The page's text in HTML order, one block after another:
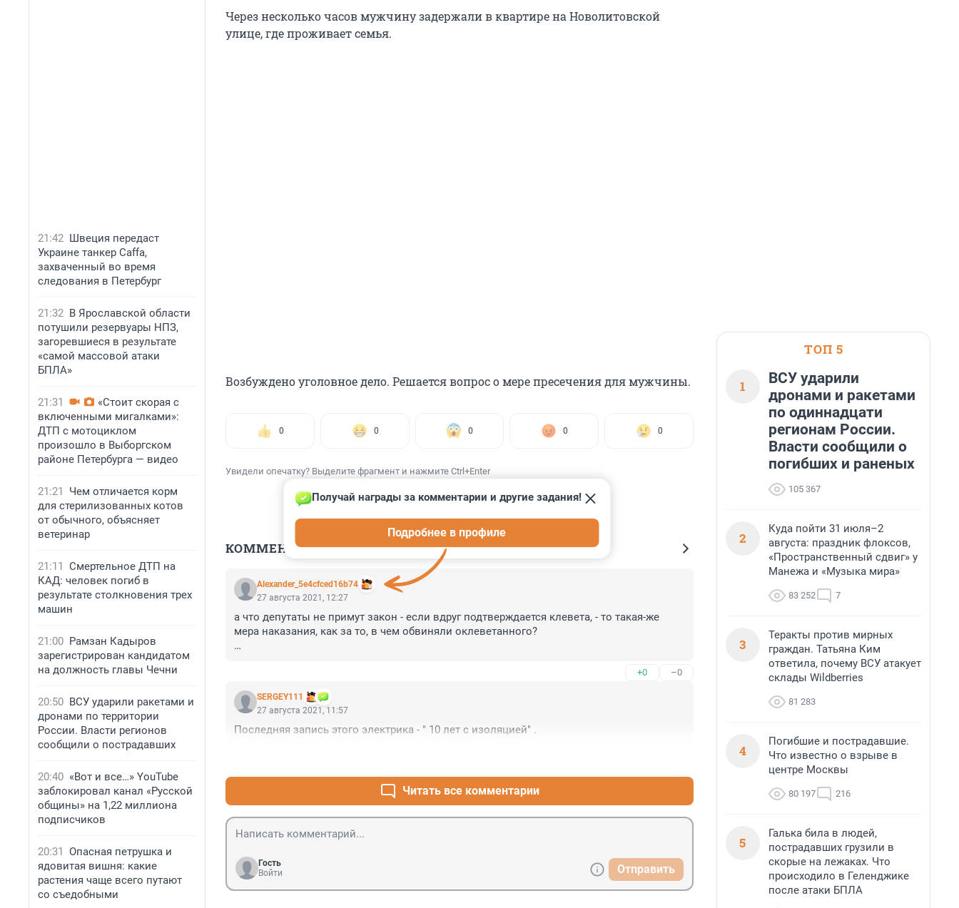
21:42 Швеция передаст
Украине танкер Caffa,
захваченный во время
следования в Петербург
21:32 В Ярославской области
потушили резервуары НПЗ,
загоревшиеся в результате
«самой массовой атаки
БПЛА»
21:31
«Стоит скорая с
включенными мигалками»:
ДТП с мотоциклом
произошло в Выборгском
районе Петербурга — видео
21:21
Чем отличается корм
для стерилизованных котов
от обычного, объясняет
ветеринар
21:11 Смертельное ДТП на
КАД: человек погиб в
результате столкновения трех
машин
21:00 Рамзан Кадыров
зарегистрирован кандидатом
на должность главы Чечни
20:50 ВСУ ударили ракетами и
дронами по территории
России. Власти регионов
сообщили о пострадавших
20:40 «Вот и все…» YouTube
заблокировал канал «Русской
общины» на 1,22 миллиона
подписчиков
20:31 Опасная петрушка и
ядовитая вишня: какие
растения чаще всего путают
со съедобными
Через несколько часов мужчину задержали в квартире на Новолитовской
улице, где проживает семья.
Возбуждено уголовное дело. Решается вопрос о мере пресечения для мужчины.
0 0 0 0 0
Увидели опечатку? Выделите фрагмент и нажмите Ctrl+Enter
КОММЕНТАРИИ 10
Alexander_5e4cfced16b74
Получай награды за комментарии и другие задания!
Подробнее в профиле
27 августа 2021, 12:27
а что депутаты не примут закон - если вдруг подтверждается клевета, - то такая-же
мера наказания, как за то, в чем обвиняли оклеветанного?
+0 –0
SERGEY111
27 августа 2021, 11:57
Последняя запись этого электрика - " 10 лет с изоляцией" .
Читать все комментарии
Гость
Войти
Отправить
ТОП 5
1
ВСУ ударили
дронами и ракетами
по одиннадцати
регионам России.
Власти сообщили о
погибших и раненых
105 367
2
Куда пойти 31 июля–2
августа: праздник флоксов,
«Пространственный сдвиг» у
Манежа и «Музыка мира»
83 252 7
3
Теракты против мирных
граждан. Татьяна Ким
ответила, почему ВСУ атакует
склады Wildberries
81 283
4
Погибшие и пострадавшие.
Что известно о взрыве в
центре Москвы
80 197 216
5
Галька била в людей,
пострадавших грузили в
скорые на лежаках. Что
происходило в Геленджике
после атаки БПЛА